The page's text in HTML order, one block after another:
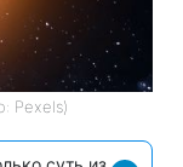
Pexels)